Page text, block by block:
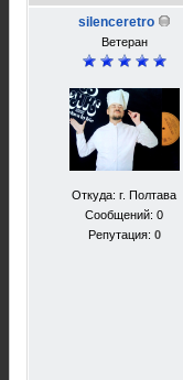
silenceretro
Ветеран
Откуда: г. Полтава
Сообщений: 0
Репутация: 0